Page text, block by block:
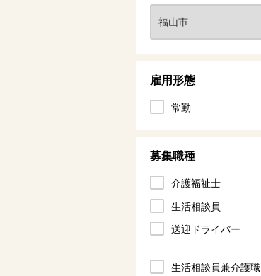
雇用形態
常勤
募集職種
介護福祉士
生活相談員
送迎ドライバー
生活相談員兼介護職